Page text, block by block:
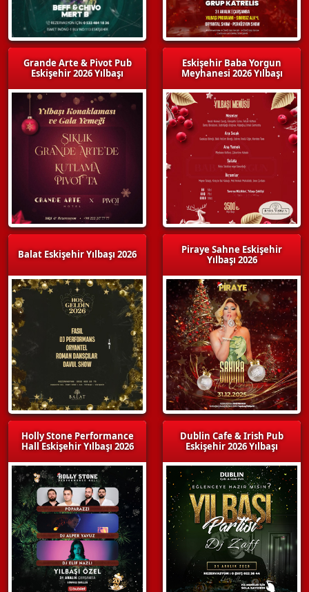
Grande Arte & Pivot Pub
Eskişehir 2026 Yılbaşı
Balat Eskişehir Yılbaşı 2026
Holly Stone Performance
Hall Eskişehir Yılbaşı 2026
Eskişehir Baba Yorgun
Meyhanesi 2026 Yılbaşı
Piraye Sahne Eskişehir
Yılbaşı 2026
Dublin Cafe & Irish Pub
Eskişehir 2026 Yılbaşı